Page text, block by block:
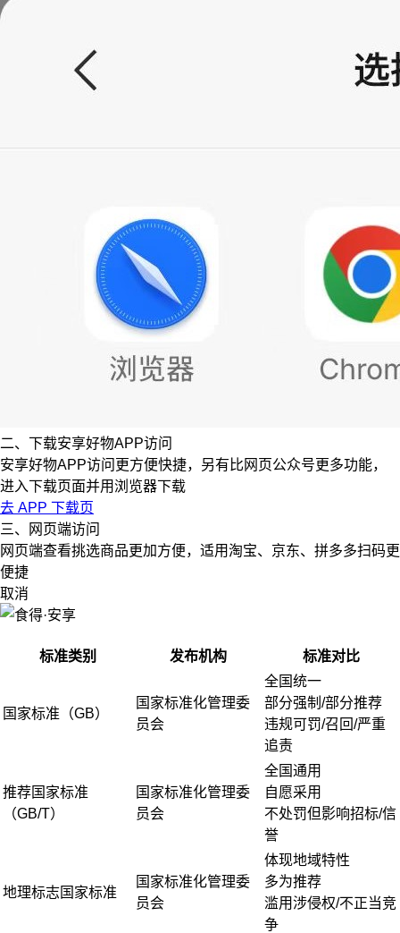
二、下载安享好物APP访问
安享好物APP访问更方便快捷，另有比网页公众号更多功能，
进入下载页面并用浏览器下载
去 APP 下载页
三、网页端访问
网页端查看挑选商品更加方便，适用淘宝、京东、拼多多扫码更
便捷
取消
标准类别 发布机构 标准对比
国家标准（GB）
国家标准化管理委
员会
全国统一
部分强制/部分推荐
违规可罚/召回/严重
追责
推荐国家标准
（GB/T）
国家标准化管理委
员会
全国通用
自愿采用
不处罚但影响招标/信
誉
地理标志国家标准
国家标准化管理委
员会
体现地域特性
多为推荐
滥用涉侵权/不正当竞
争